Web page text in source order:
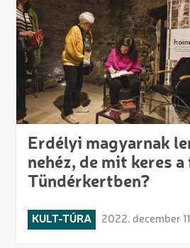
Erdélyi magyarnak
nehéz, de mit keres
Tündérkertben?
KULT-TÚRA 2022. december